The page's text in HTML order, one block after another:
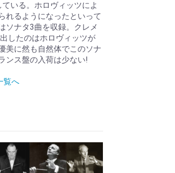
いる。ホロヴィッツによ
れるようになったといって
ソナタ3曲を収録。クレメ
したのはホロヴィッツが
美に然も自然体でこのソナ
ンス盤の入荷は少ない!
覧へ